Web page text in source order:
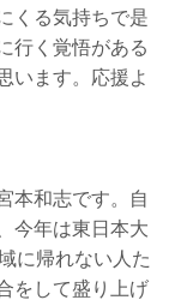
くる気持ちで是
行く覚悟がある
います。応援よ
本和志です。自
今年は東日本大
に帰れない人た
をして盛り上げ